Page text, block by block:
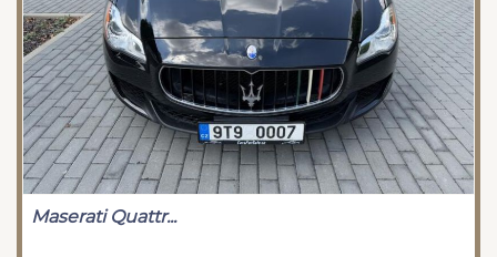
Maserati Quattr...